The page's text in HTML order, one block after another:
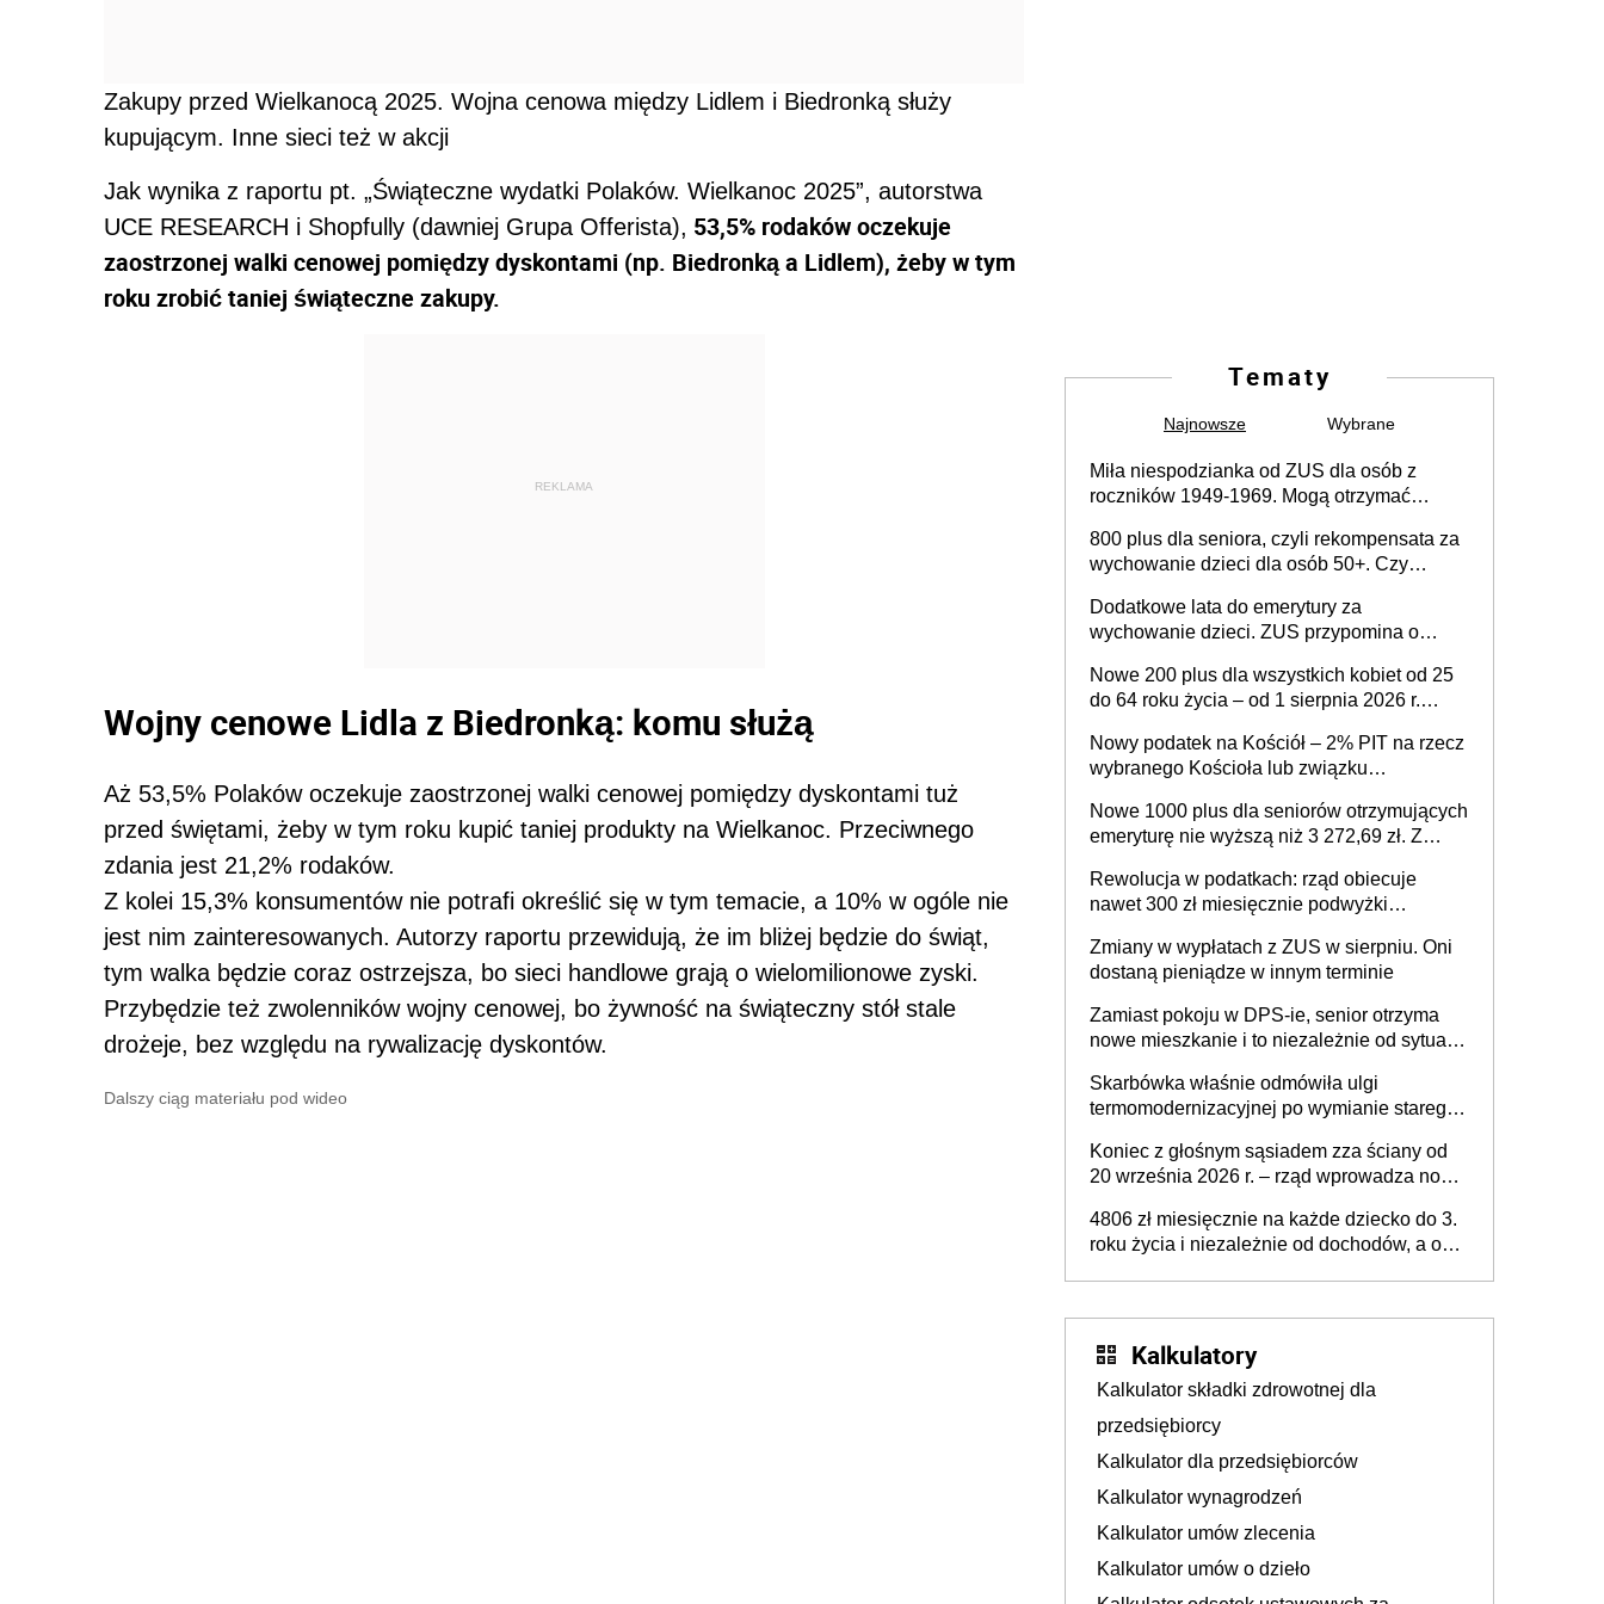
Zakupy przed Wielkanocą 2025. Wojna cenowa między Lidlem i Biedronką służy
kupującym. Inne sieci też w akcji
Jak wynika z raportu pt. „Świąteczne wydatki Polaków. Wielkanoc 2025”, autorstwa
UCE RESEARCH i Shopfully (dawniej Grupa Offerista), 53,5% rodaków oczekuje
zaostrzonej walki cenowej pomiędzy dyskontami (np. Biedronką a Lidlem), żeby w tym
roku zrobić taniej świąteczne zakupy.
REKLAMA
Wojny cenowe Lidla z Biedronką: komu służą
Aż 53,5% Polaków oczekuje zaostrzonej walki cenowej pomiędzy dyskontami tuż
przed świętami, żeby w tym roku kupić taniej produkty na Wielkanoc. Przeciwnego
zdania jest 21,2% rodaków.
Z kolei 15,3% konsumentów nie potrafi określić się w tym temacie, a 10% w ogóle nie
jest nim zainteresowanych. Autorzy raportu przewidują, że im bliżej będzie do świąt,
tym walka będzie coraz ostrzejsza, bo sieci handlowe grają o wielomilionowe zyski.
Przybędzie też zwolenników wojny cenowej, bo żywność na świąteczny stół stale
drożeje, bez względu na rywalizację dyskontów.
Dalszy ciąg materiału pod wideo
Tematy
Najnowsze Wybrane
Miła niespodzianka od ZUS dla osób z
roczników 1949-1969. Mogą otrzymać
800 plus dla seniora, czyli rekompensata za
wychowanie dzieci dla osób 50+. Czy
wejdzie w życie?
Dodatkowe lata do emerytury za
wychowanie dzieci. ZUS przypomina o
Nowe 200 plus dla wszystkich kobiet od 25
do 64 roku życia – od 1 sierpnia 2026 r.
programu rządowego
Nowy podatek na Kościół – 2% PIT na rzecz
wybranego Kościoła lub związku
nad zmianami w systemie finansowania
Nowe 1000 plus dla seniorów otrzymujących
emeryturę nie wyższą niż 3 272,69 zł. Z
spóźnialscy świadczenia nie otrzymają
Rewolucja w podatkach: rząd obiecuje
nawet 300 zł miesięcznie podwyżki
Zmiany w wypłatach z ZUS w sierpniu. Oni
dostaną pieniądze w innym terminie
Zamiast pokoju w DPS-ie, senior otrzyma
nowe mieszkanie i to niezależnie od sytuacji
wsparcia dla osób po 60 roku życia
Skarbówka właśnie odmówiła ulgi
termomodernizacyjnej po wymianie starego
Koniec z głośnym sąsiadem zza ściany od
20 września 2026 r. – rząd wprowadza nowe
mieszkańców
4806 zł miesięcznie na każde dziecko do 3.
roku życia i niezależnie od dochodów, a od
Polsce
Kalkulatory
Kalkulator składki zdrowotnej dla
przedsiębiorcy
Kalkulator dla przedsiębiorców
Kalkulator wynagrodzeń
Kalkulator umów zlecenia
Kalkulator umów o dzieło